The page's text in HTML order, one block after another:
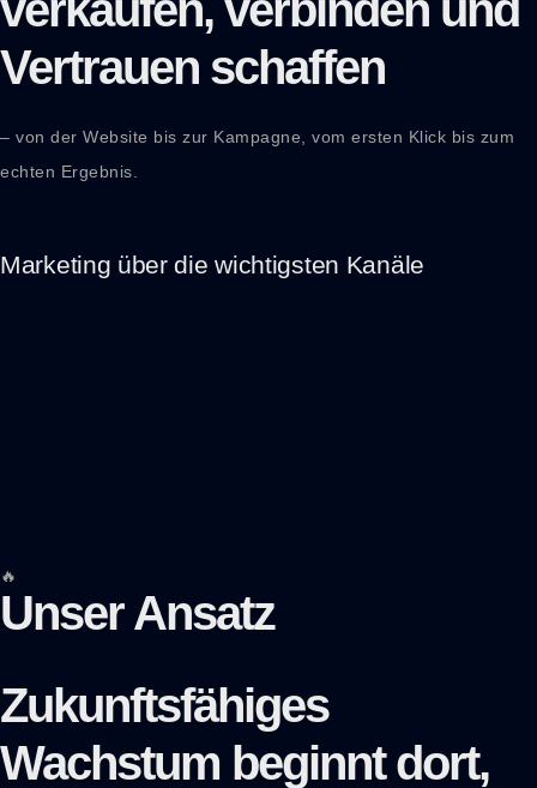
und Inhalte
entsperren
Vertrauen schaffen
– von der Website bis zur Kampagne, vom ersten Klick bis zum
echten Ergebnis.
Marketing über die wichtigsten Kanäle
🔥
Unser Ansatz
Zukunftsfähiges
Wachstum beginnt dort,